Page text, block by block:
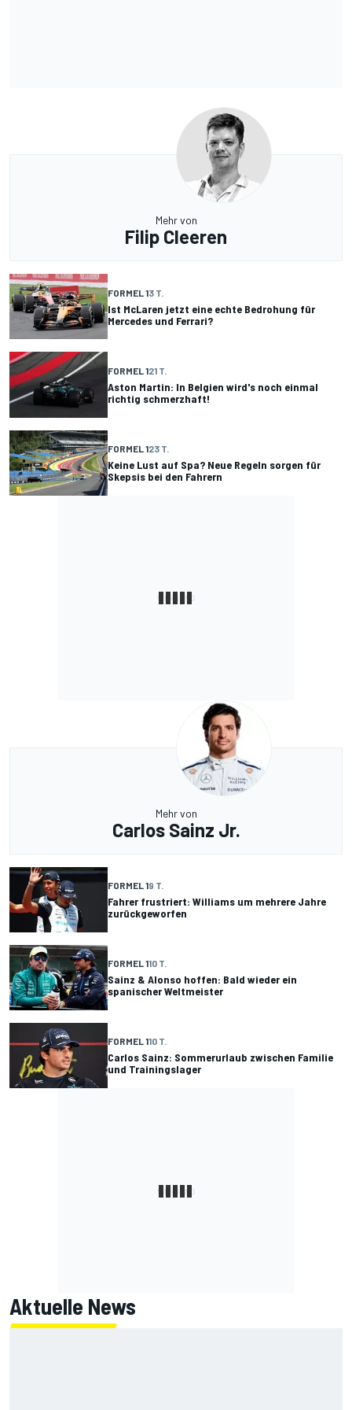
Mehr von
Filip Cleeren
FORMEL 13 T.
Ist McLaren jetzt eine echte Bedrohung für
Mercedes und Ferrari?
FORMEL 121 T.
Aston Martin: In Belgien wird's noch einmal
richtig schmerzhaft!
FORMEL 123 T.
Keine Lust auf Spa? Neue Regeln sorgen für
Skepsis bei den Fahrern
Mehr von
Carlos Sainz Jr.
FORMEL 19 T.
Fahrer frustriert: Williams um mehrere Jahre
zurückgeworfen
FORMEL 110 T.
Sainz & Alonso hoffen: Bald wieder ein
spanischer Weltmeister
FORMEL 110 T.
Carlos Sainz: Sommerurlaub zwischen Familie
und Trainingslager
Aktuelle News